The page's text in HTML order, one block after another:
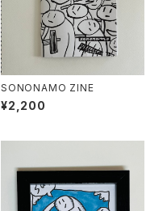
SONONAMO ZINE
¥2,200